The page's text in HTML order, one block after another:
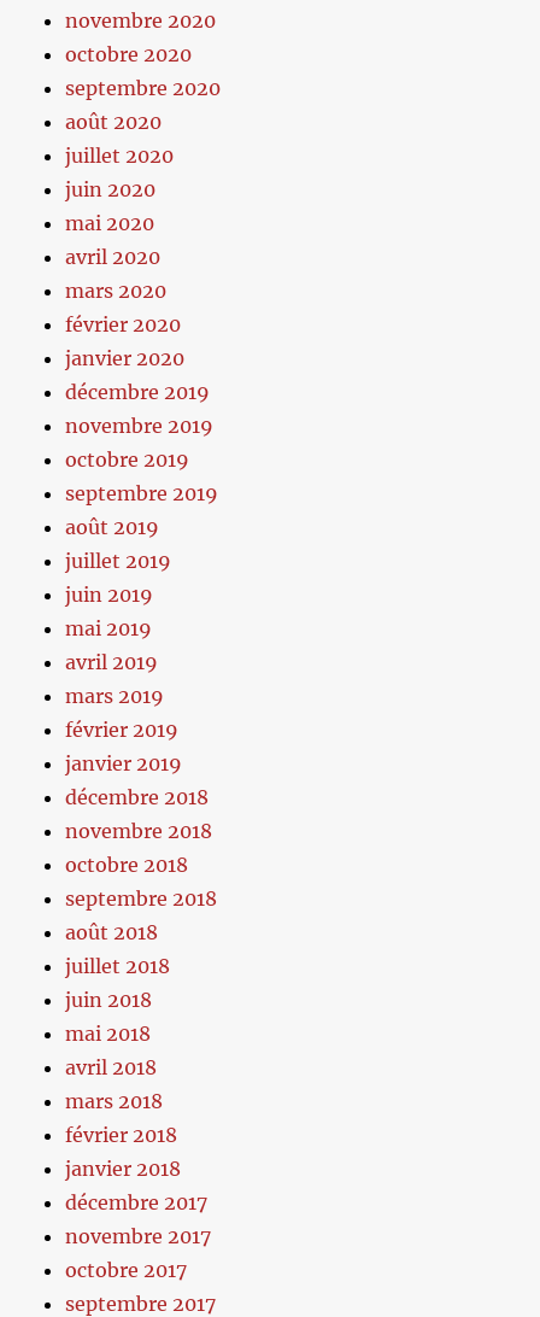
novembre 2020
octobre 2020
septembre 2020
août 2020
juillet 2020
juin 2020
mai 2020
avril 2020
mars 2020
février 2020
janvier 2020
décembre 2019
novembre 2019
octobre 2019
septembre 2019
août 2019
juillet 2019
juin 2019
mai 2019
avril 2019
mars 2019
février 2019
janvier 2019
décembre 2018
novembre 2018
octobre 2018
septembre 2018
août 2018
juillet 2018
juin 2018
mai 2018
avril 2018
mars 2018
février 2018
janvier 2018
décembre 2017
novembre 2017
octobre 2017
septembre 2017